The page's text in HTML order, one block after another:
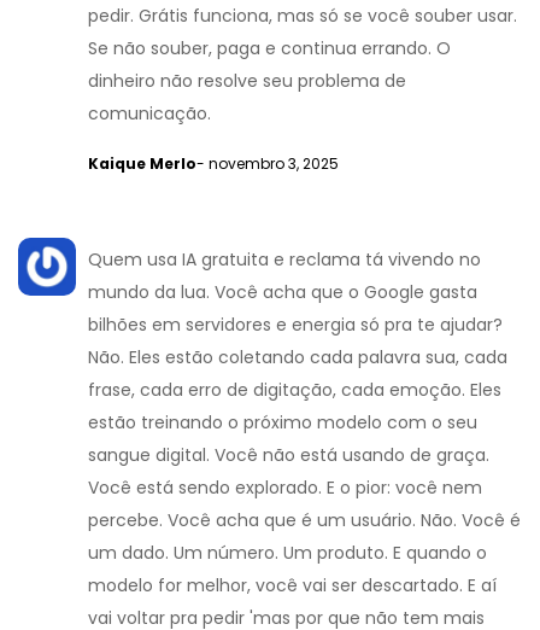
pedir. Grátis funciona, mas só se você souber usar.
Se não souber, paga e continua errando. O
dinheiro não resolve seu problema de
comunicação.
Kaique Merlo- novembro 3, 2025
Quem usa IA gratuita e reclama tá vivendo no
mundo da lua. Você acha que o Google gasta
bilhões em servidores e energia só pra te ajudar?
Não. Eles estão coletando cada palavra sua, cada
frase, cada erro de digitação, cada emoção. Eles
estão treinando o próximo modelo com o seu
sangue digital. Você não está usando de graça.
Você está sendo explorado. E o pior: você nem
percebe. Você acha que é um usuário. Não. Você é
um dado. Um número. Um produto. E quando o
modelo for melhor, você vai ser descartado. E aí
vai voltar pra pedir 'mas por que não tem mais